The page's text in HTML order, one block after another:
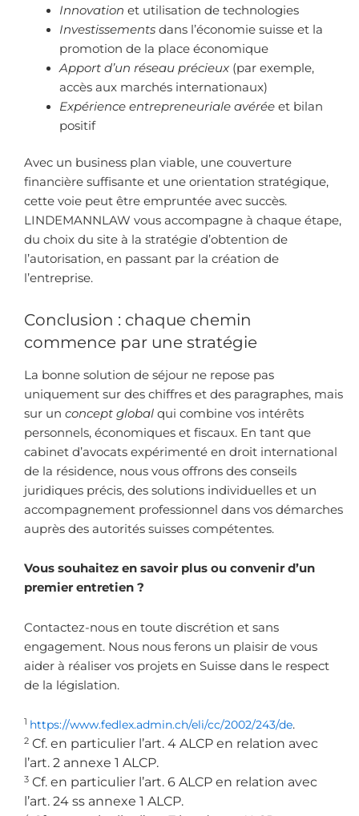
Innovation et utilisation de technologies
Investissementsdans l’économie suisse et la
promotion de la place économique
Apport d’un réseau précieux(par exemple,
accès aux marchés internationaux)
Expérience entrepreneuriale avéréeet bilan
positif
Avec un business plan viable, une couverture
financière suffisante et une orientation stratégique,
cette voie peut être empruntée avec succès.
LINDEMANNLAW vous accompagne à chaque étape,
du choix du site à la stratégie d’obtention de
l’autorisation, en passant par la création de
l’entreprise.
Conclusion : chaque chemin
commence par une stratégie
La bonne solution de séjour ne repose pas
uniquement sur des chiffres et des paragraphes, mais
sur un concept global qui combine vos intérêts
personnels, économiques et fiscaux. En tant que
cabinet d’avocats expérimenté en droit international
de la résidence, nous vous offrons des conseils
juridiques précis, des solutions individuelles et un
accompagnement professionnel dans vos démarches
auprès des autorités suisses compétentes.
Vous souhaitez en savoir plus ou convenir d’un
premier entretien ?
Contactez-nous en toute discrétion et sans
engagement. Nous nous ferons un plaisir de vous
aider à réaliser vos projets en Suisse dans le respect
de la législation.
1 https://www.fedlex.admin.ch/eli/cc/2002/243/de.
2 Cf. en particulier l’art. 4 ALCP en relation avec
l’art. 2 annexe 1 ALCP.
3 Cf. en particulier l’art. 6 ALCP en relation avec
l’art. 24 ss annexe 1 ALCP.